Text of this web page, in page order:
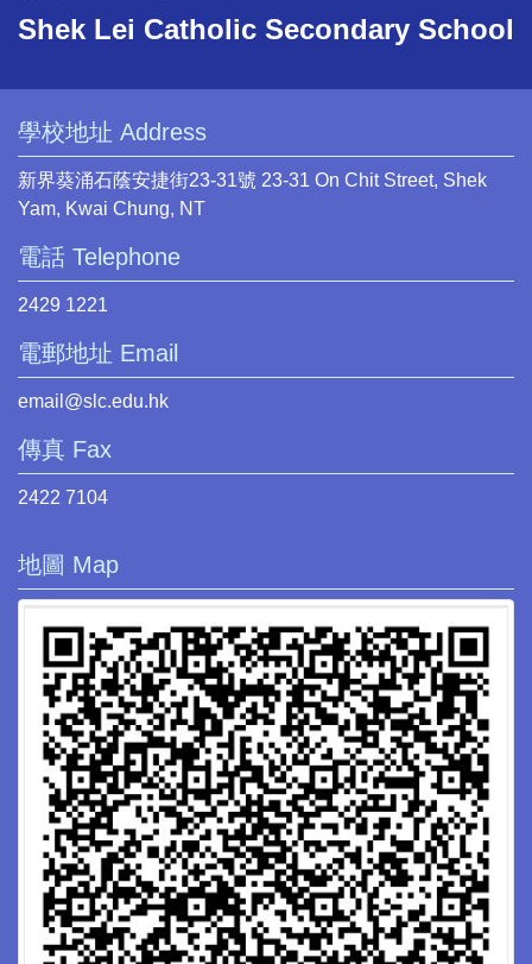
Shek Lei Catholic Secondary School
學校地址 Address
新界葵涌石蔭安捷街23-31號 23-31 On Chit Street, Shek
Yam, Kwai Chung, NT
電話 Telephone
2429 1221
電郵地址 Email
email@slc.edu.hk
傳真 Fax
2422 7104
地圖 Map